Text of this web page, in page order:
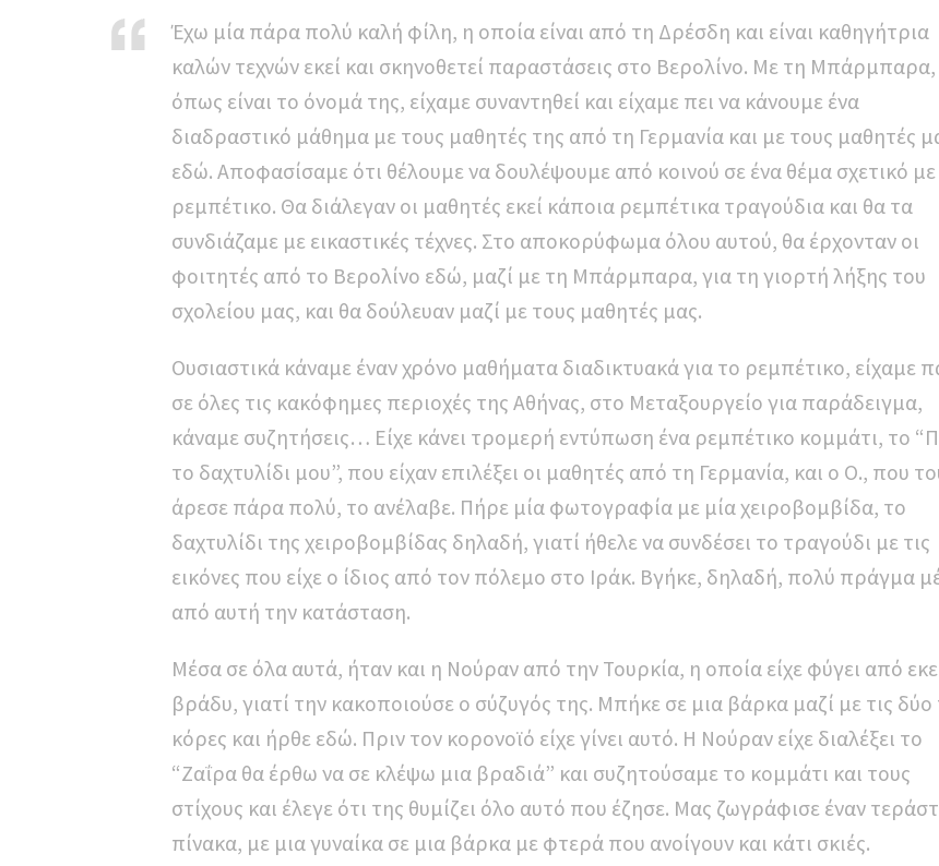
Έχω μία πάρα πολύ καλή φίλη, η οποία είναι από τη Δρέσδη και είναι καθηγήτρια
καλών τεχνών εκεί και σκηνοθετεί παραστάσεις στο Βερολίνο. Με τη Μπάρμπαρα,
όπως είναι το όνομά της, είχαμε συναντηθεί και είχαμε πει να κάνουμε ένα
διαδραστικό μάθημα με τους μαθητές της από τη Γερμανία και με τους μαθητές
εδώ. Αποφασίσαμε ότι θέλουμε να δουλέψουμε από κοινού σε ένα θέμα σχετικό
ρεμπέτικο. Θα διάλεγαν οι μαθητές εκεί κάποια ρεμπέτικα τραγούδια και θα τα
συνδιάζαμε με εικαστικές τέχνες. Στο αποκορύφωμα όλου αυτού, θα έρχονταν οι
φοιτητές από το Βερολίνο εδώ, μαζί με τη Μπάρμπαρα, για τη γιορτή λήξης του
σχολείου μας, και θα δούλευαν μαζί με τους μαθητές μας.
Ουσιαστικά κάναμε έναν χρόνο μαθήματα διαδικτυακά για το ρεμπέτικο, είχαμε
σε όλες τις κακόφημες περιοχές της Αθήνας, στο Μεταξουργείο για παράδειγμα,
κάναμε συζητήσεις… Είχε κάνει τρομερή εντύπωση ένα ρεμπέτικο κομμάτι, το
το δαχτυλίδι μου”, που είχαν επιλέξει οι μαθητές από τη Γερμανία, και ο Ο., που
άρεσε πάρα πολύ, το ανέλαβε. Πήρε μία φωτογραφία με μία χειροβομβίδα, το
δαχτυλίδι της χειροβομβίδας δηλαδή, γιατί ήθελε να συνδέσει το τραγούδι με τις
εικόνες που είχε ο ίδιος από τον πόλεμο στο Ιράκ. Βγήκε, δηλαδή, πολύ πράγμα
από αυτή την κατάσταση.
Μέσα σε όλα αυτά, ήταν και η Νούραν από την Τουρκία, η οποία είχε φύγει από
βράδυ, γιατί την κακοποιούσε ο σύζυγός της. Μπήκε σε μια βάρκα μαζί με τις δύο
κόρες και ήρθε εδώ. Πριν τον κορονοϊό είχε γίνει αυτό. Η Νούραν είχε διαλέξει το
“Ζαΐρα θα έρθω να σε κλέψω μια βραδιά” και συζητούσαμε το κομμάτι και τους
στίχους και έλεγε ότι της θυμίζει όλο αυτό που έζησε. Μας ζωγράφισε έναν
πίνακα, με μια γυναίκα σε μια βάρκα με φτερά που ανοίγουν και κάτι σκιές.